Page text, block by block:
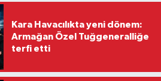
Kara Havacılıkta yeni dönem:
Armağan Özel Tuğgeneralliğe
terfi etti